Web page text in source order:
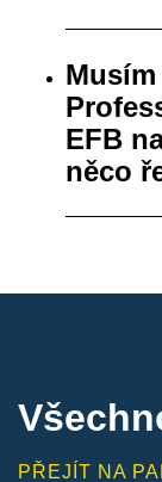
EFB
něco
PŘEJÍT NA